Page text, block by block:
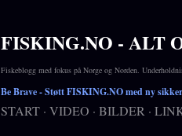
FISKING.NO - ALT
Fiskeblogg med fokus på Norge og Norden.
Be Brave- Støtt FISKING.NO med ny
START VIDEO BILDER